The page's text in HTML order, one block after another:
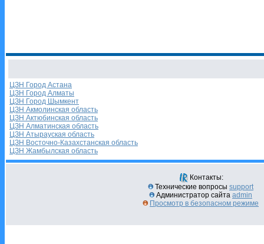
ЦЗН Город Астана
ЦЗН Город Алматы
ЦЗН Город Шымкент
ЦЗН Акмолинская область
ЦЗН Актюбинская область
ЦЗН Алматинская область
ЦЗН Атырауская область
ЦЗН Восточно-Казахстанская область
ЦЗН Жамбылская область
Контакты:
Технические вопросы support
Администратор сайта admin
Просмотр в безопасном режиме